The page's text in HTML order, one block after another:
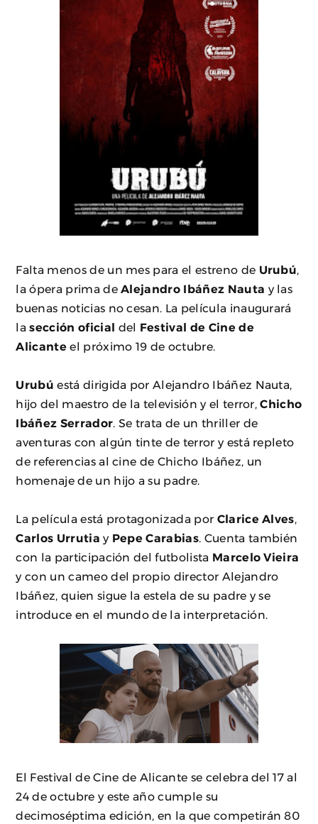
Falta menos de un mes para el estreno de Urubú
la ópera prima de Alejandro Ibáñez Nauta y las
buenas noticias no cesan. La película inaugurará
lasección oficial del Festival de Cine de
Alicanteel próximo 19 de octubre.
Urubú está dirigida por Alejandro Ibáñez Nauta,
hijo del maestro de la televisión y el terror,Chicho
Ibáñez Serrador . Se trata de un thriller de
aventuras con algún tinte de terror y está repleto
de referencias al cine de Chicho Ibáñez, un
homenaje de un hijo a su padre.
La película está protagonizada por Clarice Alves
Carlos Urrutia y Pepe Carabias . Cuenta también
con la participación del futbolista Marcelo Vieira
y con un cameo del propio director Alejandro
Ibáñez, quien sigue la estela de su padre y se
introduce en el mundo de la interpretación.
El Festival de Cine de Alicante se celebra del 17 al
24 de octubre y este año cumple su
decimoséptima edición, en la que competirán 80